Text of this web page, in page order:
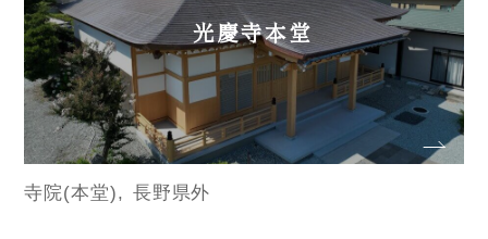
光慶寺本堂
寺院(本堂) 長野県外